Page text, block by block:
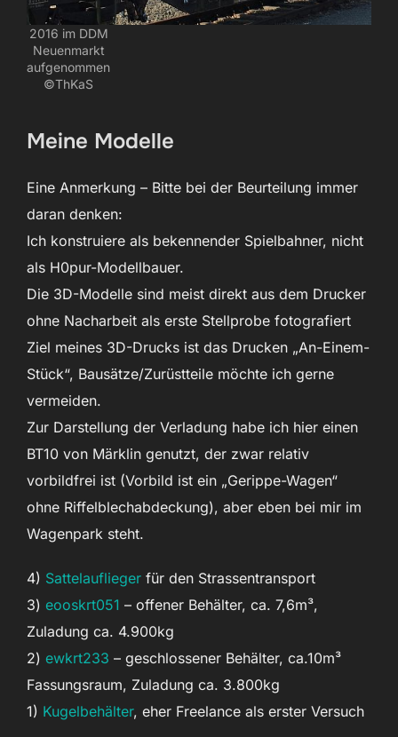
2016 im DDM
Neuenmarkt
aufgenommen
©ThKaS
Meine Modelle
Eine Anmerkung – Bitte bei der Beurteilung immer
daran denken:
Ich konstruiere als bekennender Spielbahner, nicht
als H0pur-Modellbauer.
Die 3D-Modelle sind meist direkt aus dem Drucker
ohne Nacharbeit als erste Stellprobe fotografiert
Ziel meines 3D-Drucks ist das Drucken „An-Einem-
Stück“, Bausätze/Zurüstteile möchte ich gerne
vermeiden.
Zur Darstellung der Verladung habe ich hier einen
BT10 von Märklin genutzt, der zwar relativ
vorbildfrei ist (Vorbild ist ein „Gerippe-Wagen“
ohne Riffelblechabdeckung), aber eben bei mir im
Wagenpark steht.
4) Sattelauflieger für den Strassentransport
3) eooskrt051 – offener Behälter, ca. 7,6m³,
Zuladung ca. 4.900kg
2) ewkrt233 – geschlossener Behälter, ca.10m³
Fassungsraum, Zuladung ca. 3.800kg
1) Kugelbehälter, eher Freelance als erster Versuch